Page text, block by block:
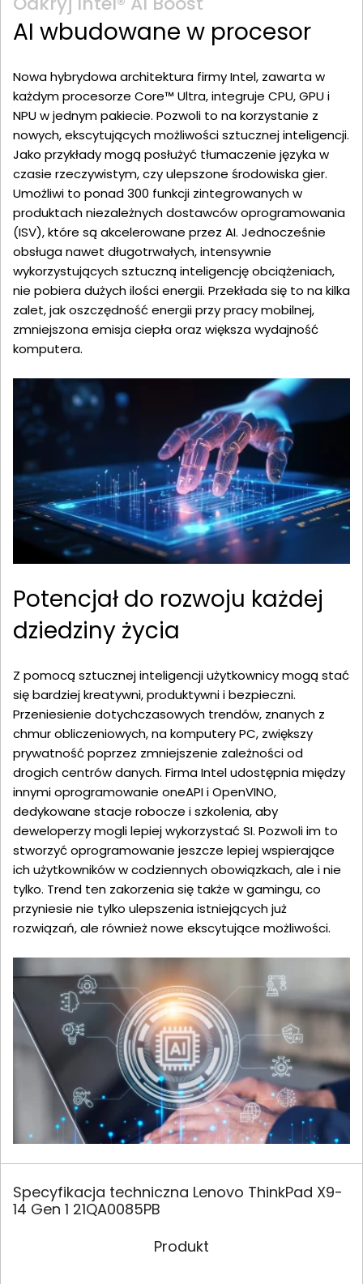
AI wbudowane w procesor
Nowa hybrydowa architektura firmy Intel, zawarta w
każdym procesorze Core™ Ultra, integruje CPU, GPU i
NPU w jednym pakiecie. Pozwoli to na korzystanie z
nowych, ekscytujących możliwości sztucznej inteligencji.
Jako przykłady mogą posłużyć tłumaczenie języka w
czasie rzeczywistym, czy ulepszone środowiska gier.
Umożliwi to ponad 300 funkcji zintegrowanych w
produktach niezależnych dostawców oprogramowania
(ISV), które są akcelerowane przez AI. Jednocześnie
obsługa nawet długotrwałych, intensywnie
wykorzystujących sztuczną inteligencję obciążeniach,
nie pobiera dużych ilości energii. Przekłada się to na kilka
zalet, jak oszczędność energii przy pracy mobilnej,
zmniejszona emisja ciepła oraz większa wydajność
komputera.
Potencjał do rozwoju każdej
dziedziny życia
Z pomocą sztucznej inteligencji użytkownicy mogą stać
się bardziej kreatywni, produktywni i bezpieczni.
Przeniesienie dotychczasowych trendów, znanych z
chmur obliczeniowych, na komputery PC, zwiększy
prywatność poprzez zmniejszenie zależności od
drogich centrów danych. Firma Intel udostępnia między
innymi oprogramowanie oneAPI i OpenVINO,
dedykowane stacje robocze i szkolenia, aby
deweloperzy mogli lepiej wykorzystać SI. Pozwoli im to
stworzyć oprogramowanie jeszcze lepiej wspierające
ich użytkowników w codziennych obowiązkach, ale i nie
tylko. Trend ten zakorzenia się także w gamingu, co
przyniesie nie tylko ulepszenia istniejących już
rozwiązań, ale również nowe ekscytujące możliwości.
Specyfikacja techniczna Lenovo ThinkPad X9-
14 Gen 1 21QA0085PB
Produkt